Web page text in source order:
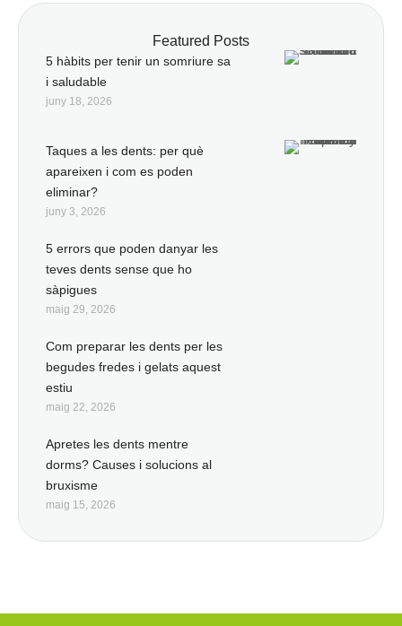
Featured Posts
5 hàbits per tenir un somriure sa
i saludable
juny 18, 2026
Taques a les dents: per què
apareixen i com es poden
eliminar?
juny 3, 2026
5 errors que poden danyar les
teves dents sense que ho
sàpigues
maig 29, 2026
Com preparar les dents per les
begudes fredes i gelats aquest
estiu
maig 22, 2026
Apretes les dents mentre
dorms? Causes i solucions al
bruxisme
maig 15, 2026